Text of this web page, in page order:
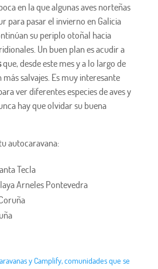
en la que algunas aves norteñas
para pasar el invierno en Galicia
su periplo otoñal hacia
Un buen plan es acudir a
que, desde este mes y a lo largo de
salvajes. Es muy interesante
ver diferentes especies de aves y
hay que olvidar su buena
autocaravana:
Tecla
Arneles Pontevedra
y Camplify, comunidades que se